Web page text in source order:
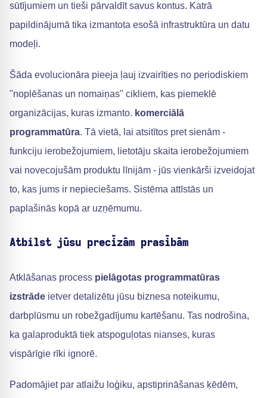
sūtījumiem un tieši pārvaldīt savus kontus. Katrā
papildinājumā tika izmantota esošā infrastruktūra un datu
modeļi.
Šāda evolucionāra pieeja ļauj izvairīties no periodiskiem
"noplēšanas un nomaiņas" cikliem, kas piemeklē
organizācijas, kuras izmanto. komerciālā
programmatūra. Tā vietā, lai atsitītos pret sienām -
funkciju ierobežojumiem, lietotāju skaita ierobežojumiem
vai novecojušām produktu līnijām - jūs vienkārši izveidojat
to, kas jums ir nepieciešams. Sistēma attīstās un
paplašinās kopā ar uzņēmumu.
Atbilst jūsu precīzām prasībām
Atklāšanas process pielāgotas programmatūras
izstrāde ietver detalizētu jūsu biznesa noteikumu,
darbplūsmu un robežgadījumu kartēšanu. Tas nodrošina,
ka galaproduktā tiek atspoguļotas nianses, kuras
vispārīgie rīki ignorē.
Padomājiet par atlaižu loģiku, apstiprināšanas ķēdēm,